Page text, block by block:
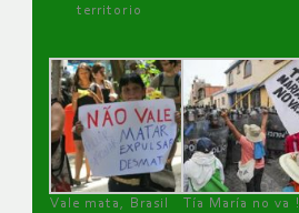
territorio
Vale mata, Brasil
Tía María no va !